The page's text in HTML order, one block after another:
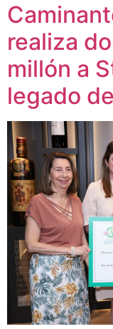
realiza
millón a
legado